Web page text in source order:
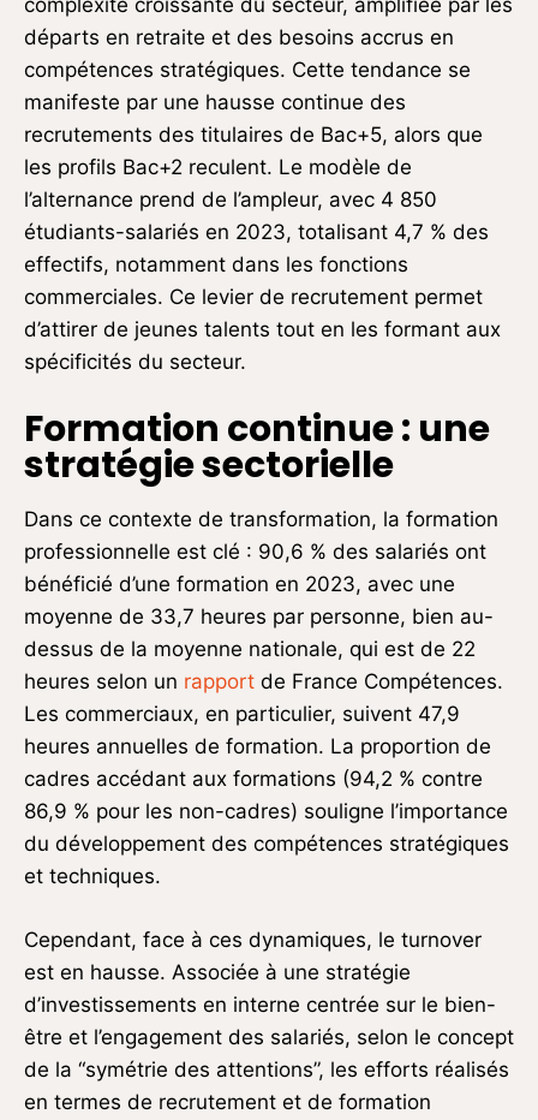
départs en retraite et des besoins accrus en
compétences stratégiques. Cette tendance se
manifeste par une hausse continue des
recrutements des titulaires de Bac+5, alors que
les profils Bac+2 reculent. Le modèle de
l’alternance prend de l’ampleur, avec 4 850
étudiants-salariés en 2023, totalisant 4,7 % des
effectifs, notamment dans les fonctions
commerciales. Ce levier de recrutement permet
d’attirer de jeunes talents tout en les formant aux
spécificités du secteur.
Formation continue : une
stratégie sectorielle
Dans ce contexte de transformation, la formation
professionnelle est clé : 90,6 % des salariés ont
bénéficié d’une formation en 2023, avec une
moyenne de 33,7 heures par personne, bien au-
dessus de la moyenne nationale, qui est de 22
heures selon un rapport de France Compétences.
Les commerciaux, en particulier, suivent 47,9
heures annuelles de formation. La proportion de
cadres accédant aux formations (94,2 % contre
86,9 % pour les non-cadres) souligne l’importance
du développement des compétences stratégiques
et techniques.
Cependant, face à ces dynamiques, le turnover
est en hausse. Associée à une stratégie
d’investissements en interne centrée sur le bien-
être et l’engagement des salariés, selon le concept
de la “symétrie des attentions”, les efforts réalisés
en termes de recrutement et de formation